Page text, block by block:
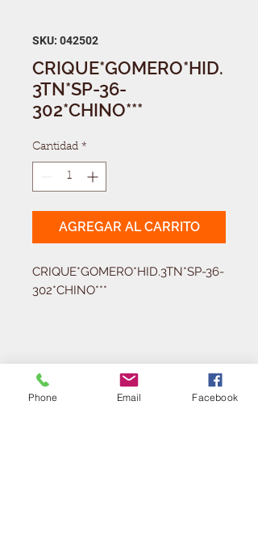
SKU: 042502
CRIQUE*GOMERO*HID.
3TN*SP-36-
302*CHINO***
Cantidad *
AGREGAR AL CARRITO
CRIQUE*GOMERO*HID.3TN*SP-36-
302*CHINO***
¿Necesitas equipar tu
ferretería?
Phone Email Facebook